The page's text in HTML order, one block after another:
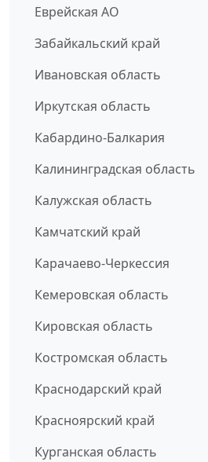
Еврейская АО
Забайкальский край
Ивановская область
Иркутская область
Кабардино-Балкария
Калининградская область
Калужская область
Камчатский край
Карачаево-Черкессия
Кемеровская область
Кировская область
Костромская область
Краснодарский край
Красноярский край
Курганская область